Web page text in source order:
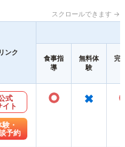
スクロールできます →
リンク
食事指
導
無料体
験
完
式
イト
験・
予約
○ ×